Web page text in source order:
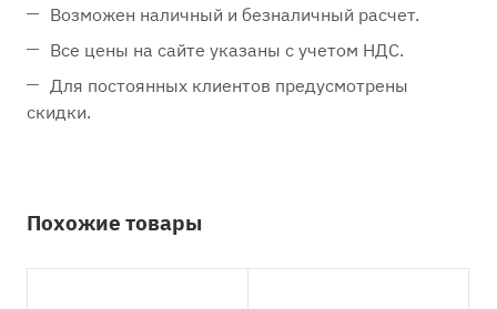
Возможен наличный и безналичный расчет.
Все цены на сайте указаны с учетом НДС.
Для постоянных клиентов предусмотрены
скидки.
Похожие товары